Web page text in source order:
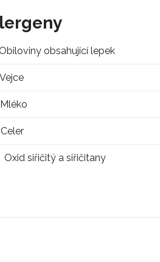
Obiloviny obsahující lepek
Vejce
Mléko
Celer
Oxid siřičitý a siřičitany